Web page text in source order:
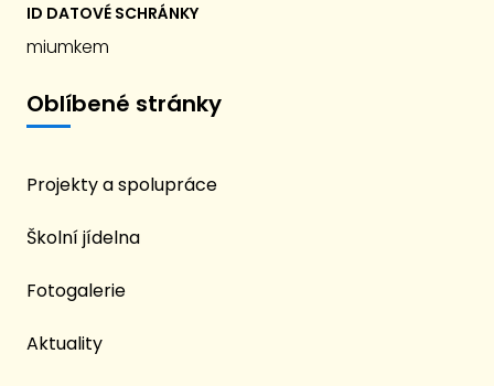
ID DATOVÉ SCHRÁNKY
miumkem
Oblíbené stránky
Projekty a spolupráce
Školní jídelna
Fotogalerie
Aktuality